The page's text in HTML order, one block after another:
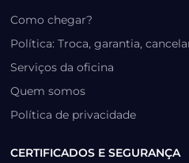
Como chegar?
Política: Troca, garantia,
Serviços da oficina
Quem somos
Política de privacidade
CERTIFICADOS E SEGURANÇA